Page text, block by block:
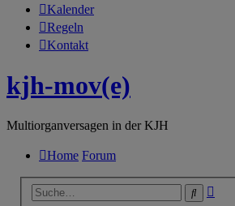
Kalender
Regeln
Kontakt
kjh-mov(e)
Multiorganversagen in der KJH
Home Forum